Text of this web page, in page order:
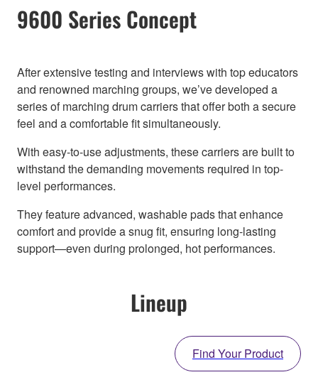
9600 Series Concept
After extensive testing and interviews with top educators
and renowned marching groups, we’ve developed a
series of marching drum carriers that offer both a secure
feel and a comfortable fit simultaneously.
With easy-to-use adjustments, these carriers are built to
withstand the demanding movements required in top-
level performances.
They feature advanced, washable pads that enhance
comfort and provide a snug fit, ensuring long-lasting
support—even during prolonged, hot performances.
Lineup
Find Your Product